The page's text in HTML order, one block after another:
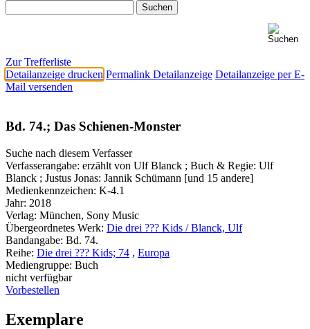
Zur Trefferliste
Detailanzeige drucken Permalink Detailanzeige Detailanzeige per E-
Mail versenden
Bd. 74.; Das Schienen-Monster
Suche nach diesem Verfasser
Verfasserangabe: erzählt von Ulf Blanck ; Buch & Regie: Ulf
Blanck ; Justus Jonas: Jannik Schümann [und 15 andere]
Medienkennzeichen: K-4.1
Jahr: 2018
Verlag: München, Sony Music
Übergeordnetes Werk: Die drei ??? Kids / Blanck, Ulf
Bandangabe: Bd. 74.
Reihe: Die drei ??? Kids; 74 , Europa
Mediengruppe: Buch
nicht verfügbar
Vorbestellen
Exemplare